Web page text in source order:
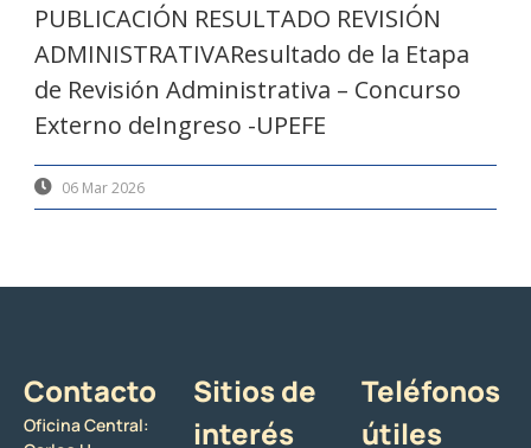
PUBLICACIÓN RESULTADO REVISIÓN
ADMINISTRATIVAResultado de la Etapa
de Revisión Administrativa – Concurso
Externo deIngreso -UPEFE
06 Mar 2026
Contacto
Oficina Central:
Sitios de
interés
Teléfonos
útiles